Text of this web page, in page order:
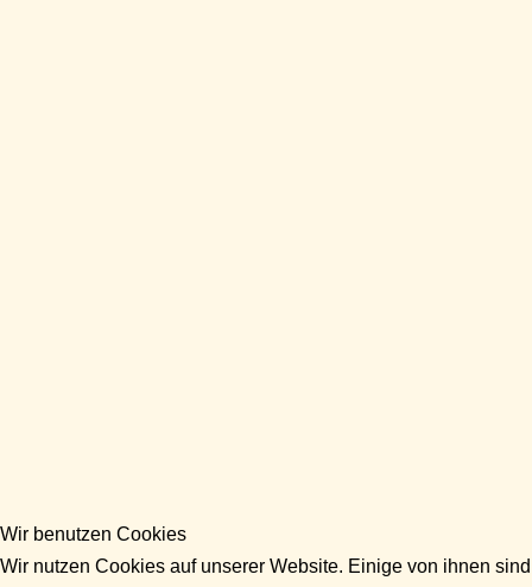
Wir benutzen Cookies
Wir nutzen Cookies auf unserer Website. Einige von ihnen sind